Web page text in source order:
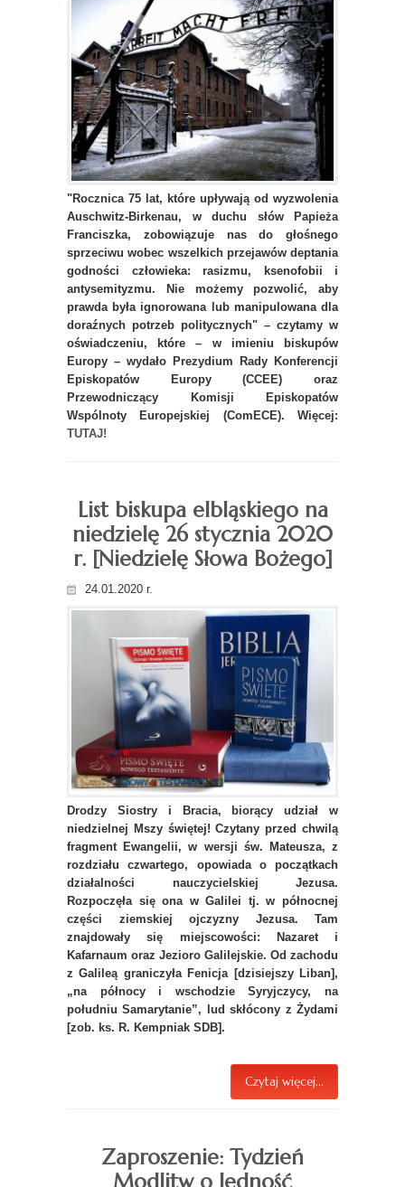
"Rocznica 75 lat, które upływają od wyzwolenia
Auschwitz-Birkenau, w duchu słów Papieża
Franciszka, zobowiązuje nas do głośnego
sprzeciwu wobec wszelkich przejawów deptania
godności człowieka: rasizmu, ksenofobii i
antysemityzmu. Nie możemy pozwolić, aby
prawda była ignorowana lub manipulowana dla
doraźnych potrzeb politycznych" – czytamy w
oświadczeniu, które – w imieniu biskupów
Europy – wydało Prezydium Rady Konferencji
Episkopatów Europy (CCEE) oraz
Przewodniczący Komisji Episkopatów
Wspólnoty Europejskiej (ComECE). Więcej:
TUTAJ!
List biskupa elbląskiego na
niedzielę 26 stycznia 2020
r. [Niedzielę Słowa Bożego]
24.01.2020 r.
Drodzy Siostry i Bracia, biorący udział w
niedzielnej Mszy świętej! Czytany przed chwilą
fragment Ewangelii, w wersji św. Mateusza, z
rozdziału czwartego, opowiada o początkach
działalności nauczycielskiej Jezusa.
Rozpoczęła się ona w Galilei tj. w północnej
części ziemskiej ojczyzny Jezusa. Tam
znajdowały się miejscowości: Nazaret i
Kafarnaum oraz Jezioro Galilejskie. Od zachodu
z Galileą graniczyła Fenicja [dzisiejszy Liban],
„na północy i wschodzie Syryjczycy, na
południu Samarytanie”, lud skłócony z Żydami
[zob. ks. R. Kempniak SDB].
Czytaj więcej...
Zaproszenie: Tydzień
Modlitw o Jedność